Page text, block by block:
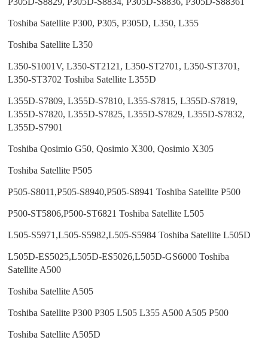
Toshiba Satellite P300, P305, P305D, L350, L355
Toshiba Satellite L350
L350-S1001V, L350-ST2121, L350-ST2701, L350-ST3701,
L350-ST3702 Toshiba Satellite L355D
L355D-S7809, L355D-S7810, L355-S7815, L355D-S7819,
L355D-S7820, L355D-S7825, L355D-S7829, L355D-S7832,
L355D-S7901
Toshiba Qosimio G50, Qosimio X300, Qosimio X305
Toshiba Satellite P505
P505-S8011,P505-S8940,P505-S8941 Toshiba Satellite P500
P500-ST5806,P500-ST6821 Toshiba Satellite L505
L505-S5971,L505-S5982,L505-S5984 Toshiba Satellite L505D
L505D-ES5025,L505D-ES5026,L505D-GS6000 Toshiba
Satellite A500
Toshiba Satellite A505
Toshiba Satellite P300 P305 L505 L355 A500 A505 P500
Toshiba Satellite A505D